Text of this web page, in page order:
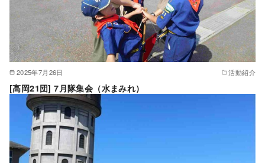
2025年7月26日 活動紹介
[高岡21団] 7月隊集会（水まみれ）